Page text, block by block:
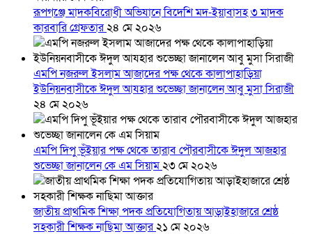
রূপগঞ্জে মাদকবিরোধী অভিযানে বিদেশি মদ-ইয়াবাসহ ৩ মাদক
কারবারি গ্রেফতার২৪ মে ২০২৬
এমপি নজরুল ইসলাম আজাদের পক্ষ থেকে কালাপাহাড়িয়া
ইউনিয়নবাসীকে ঈদুল আযহার শুভেচ্ছা জানালেন আবু মুসা সিরাজী
২৪ মে ২০২৬
এমপি দিপু ভূঁইয়ার পক্ষ থেকে তারাব পৌরবাসীকে ঈদুল আজহার
শুভেচ্ছা জানালেন কে এম সিয়াম২৩ মে ২০২৬
জাতীয় প্রাথমিক শিক্ষা পদক প্রতিযোগিতায় আড়াইহাজারে শ্রেষ্ঠ
সহকারী শিক্ষক নাছিমা আক্তার২১ মে ২০২৬